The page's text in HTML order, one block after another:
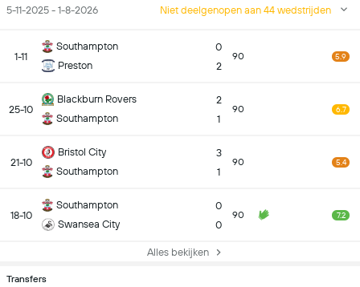
5-11-2025 - 1-8-2026 Niet deelgenopen aan 44 wedstrijden
1-11
Southampton
Preston
0
2
90 5.9
25-10
Blackburn Rovers
Southampton
2
1
90 6.7
21-10
Bristol City
Southampton
3
1
90 5.4
18-10
Southampton
Swansea City
0
0
90 7.2
Alles bekijken
Transfers